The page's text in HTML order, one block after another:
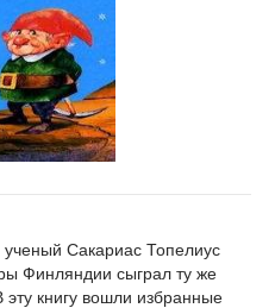
ученый Сакариас Топелиус
Финляндии сыграл ту же
книгу вошли избранные